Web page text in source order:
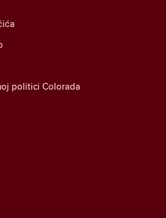
politici Colorada